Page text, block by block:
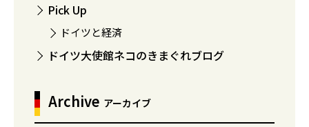
Pick Up
ドイツと経済
ドイツ大使館ネコのきまぐれブログ
Archive アーカイブ